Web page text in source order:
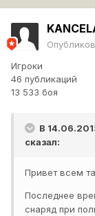
Игроки
46 публикаций
13 533 боя
В
сказал:
Привет всем
Последнее
снаряд при